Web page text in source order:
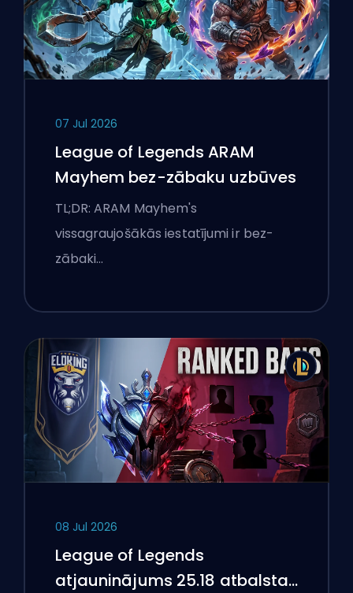
07 Jul 2026
League of Legends ARAM
Mayhem bez-zābaku uzbūves
TL;DR: ARAM Mayhem's
vissagraujošākās iestatījumi ir bez-
zābaki…
08 Jul 2026
League of Legends
atjauninājums 25.18 atbalsta